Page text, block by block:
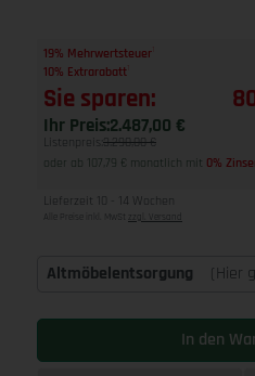
19% Mehrwertsteuer
10% Extrarabatt
Sie sparen:
Ihr Preis:2.487,00 €
Listenpreis: 3.290,00 €
oder ab 107,79 € monatlich mit 0%
Lieferzeit 10 - 14 Wochen
Alle Preise inkl. MwSt zzgl. Versand
Altmöbelentsorgung (Hier
In den